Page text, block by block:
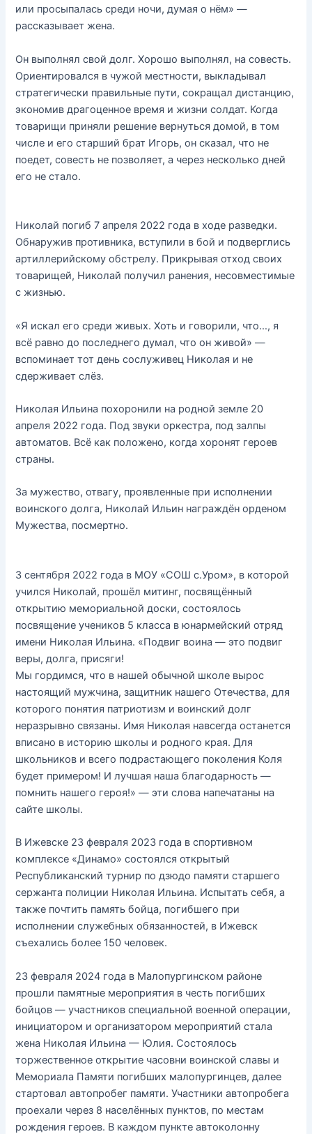
или просыпалась среди ночи, думая о нём» —
рассказывает жена.
Он выполнял свой долг. Хорошо выполнял, на совесть.
Ориентировался в чужой местности, выкладывал
стратегически правильные пути, сокращал дистанцию,
экономив драгоценное время и жизни солдат. Когда
товарищи приняли решение вернуться домой, в том
числе и его старший брат Игорь, он сказал, что не
поедет, совесть не позволяет, а через несколько дней
его не стало.
Николай погиб 7 апреля 2022 года в ходе разведки.
Обнаружив противника, вступили в бой и подверглись
артиллерийскому обстрелу. Прикрывая отход своих
товарищей, Николай получил ранения, несовместимые
с жизнью.
«Я искал его среди живых. Хоть и говорили, что…, я
всё равно до последнего думал, что он живой» —
вспоминает тот день сослуживец Николая и не
сдерживает слёз.
Николая Ильина похоронили на родной земле 20
апреля 2022 года. Под звуки оркестра, под залпы
автоматов. Всё как положено, когда хоронят героев
страны.
За мужество, отвагу, проявленные при исполнении
воинского долга, Николай Ильин награждён орденом
Мужества, посмертно.
3 сентября 2022 года в МОУ «СОШ с.Уром», в которой
учился Николай, прошёл митинг, посвящённый
открытию мемориальной доски, состоялось
посвящение учеников 5 класса в юнармейский отряд
имени Николая Ильина. «Подвиг воина — это подвиг
веры, долга, присяги!
Мы гордимся, что в нашей обычной школе вырос
настоящий мужчина, защитник нашего Отечества, для
которого понятия патриотизм и воинский долг
неразрывно связаны. Имя Николая навсегда останется
вписано в историю школы и родного края. Для
школьников и всего подрастающего поколения Коля
будет примером! И лучшая наша благодарность —
помнить нашего героя!» — эти слова напечатаны на
сайте школы.
В Ижевске 23 февраля 2023 года в спортивном
комплексе «Динамо» состоялся открытый
Республиканский турнир по дзюдо памяти старшего
сержанта полиции Николая Ильина. Испытать себя, а
также почтить память бойца, погибшего при
исполнении служебных обязанностей, в Ижевск
съехались более 150 человек.
23 февраля 2024 года в Малопургинском районе
прошли памятные мероприятия в честь погибших
бойцов — участников специальной военной операции,
инициатором и организатором мероприятий стала
жена Николая Ильина — Юлия. Состоялось
торжественное открытие часовни воинской славы и
Мемориала Памяти погибших малопургинцев, далее
стартовал автопробег памяти. Участники автопробега
проехали через 8 населённых пунктов, по местам
рождения героев. В каждом пункте автоколонну